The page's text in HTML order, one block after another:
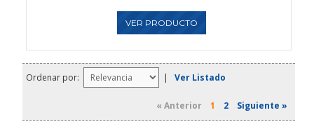
VER PRODUCTO
Ordenar por: | Ver Listado
« Anterior 1 2 Siguiente »